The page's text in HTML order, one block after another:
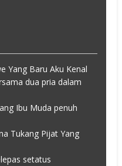
Yang Baru Aku Kenal
dua pria dalam
Ibu Muda penuh
Tukang Pijat Yang
setatus